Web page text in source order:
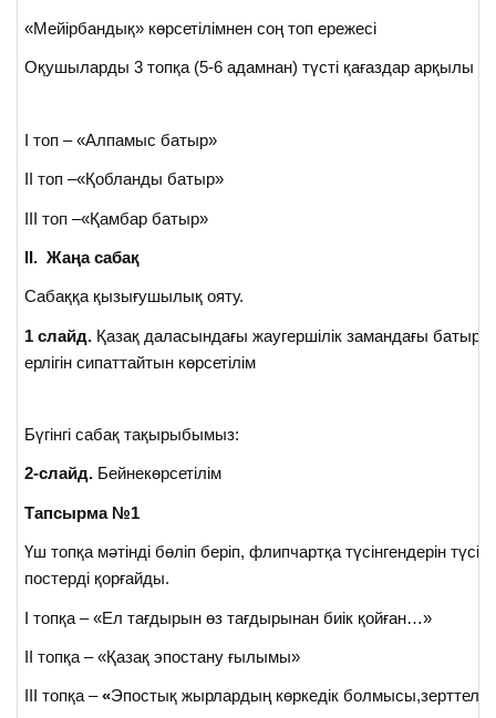
«Мейірбандық» көрсетілімнен соң топ ережесі
Оқушыларды 3 топқа (5-6 адамнан) түсті қағаздар арқылы
І топ – «Алпамыс батыр»
ІІ топ –«Қобланды батыр»
ІІІ топ –«Қамбар батыр»
ІІ. Жаңа сабақ
Сабаққа қызығушылық ояту.
1 слайд. Қазақ даласындағы жаугершілік замандағы
ерлігін сипаттайтын көрсетілім
Бүгінгі сабақ тақырыбымыз:
2-слайд. Бейнекөрсетілім
Тапсырма №1
Үш топқа мәтінді бөліп беріп, флипчартқа түсінгендерін
постерді қорғайды.
І топқа – «Ел тағдырын өз тағдырынан биік қойған…»
ІІ топқа – «Қазақ эпостану ғылымы»
ІІІ топқа –«Эпостық жырлардың көркедік